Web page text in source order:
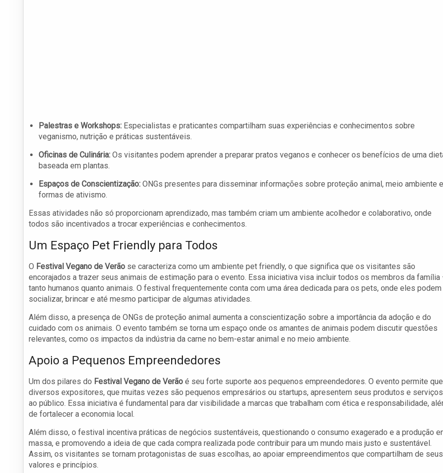
Palestras e Workshops: Especialistas e praticantes compartilham suas experiências e conhecimentos sobre
veganismo, nutrição e práticas sustentáveis.
Oficinas de Culinária: Os visitantes podem aprender a preparar pratos veganos e conhecer os benefícios de uma
baseada em plantas.
Espaços de Conscientização: ONGs presentes para disseminar informações sobre proteção animal, meio ambiente e
formas de ativismo.
Essas atividades não só proporcionam aprendizado, mas também criam um ambiente acolhedor e colaborativo, onde
todos são incentivados a trocar experiências e conhecimentos.
Um Espaço Pet Friendly para Todos
O Festival Vegano de Verão se caracteriza como um ambiente pet friendly, o que significa que os visitantes são
encorajados a trazer seus animais de estimação para o evento. Essa iniciativa visa incluir todos os membros da família
tanto humanos quanto animais. O festival frequentemente conta com uma área dedicada para os pets, onde eles
socializar, brincar e até mesmo participar de algumas atividades.
Além disso, a presença de ONGs de proteção animal aumenta a conscientização sobre a importância da adoção e do
cuidado com os animais. O evento também se torna um espaço onde os amantes de animais podem discutir questões
relevantes, como os impactos da indústria da carne no bem-estar animal e no meio ambiente.
Apoio a Pequenos Empreendedores
Um dos pilares do Festival Vegano de Verão é seu forte suporte aos pequenos empreendedores. O evento permite que
diversos expositores, que muitas vezes são pequenos empresários ou startups, apresentem seus produtos e serviços
ao público. Essa iniciativa é fundamental para dar visibilidade a marcas que trabalham com ética e responsabilidade,
de fortalecer a economia local.
Além disso, o festival incentiva práticas de negócios sustentáveis, questionando o consumo exagerado e a produção
massa, e promovendo a ideia de que cada compra realizada pode contribuir para um mundo mais justo e sustentável.
Assim, os visitantes se tornam protagonistas de suas escolhas, ao apoiar empreendimentos que compartilham de seus
valores e princípios.